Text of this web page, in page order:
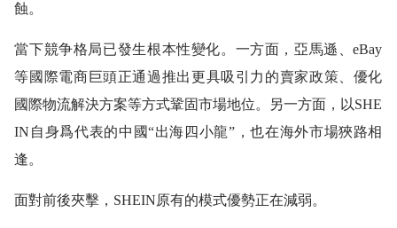
蝕。
當下競争格局已發生根本性變化。一方面，亞馬遜、eBay
等國際電商巨頭正通過推出更具吸引力的賣家政策、優化
國際物流解決方案等方式鞏固市場地位。另一方面，以SHE
IN自身爲代表的中國“出海四小龍”，也在海外市場狹路相
逢。
面對前後夾擊，SHEIN原有的模式優勢正在減弱。